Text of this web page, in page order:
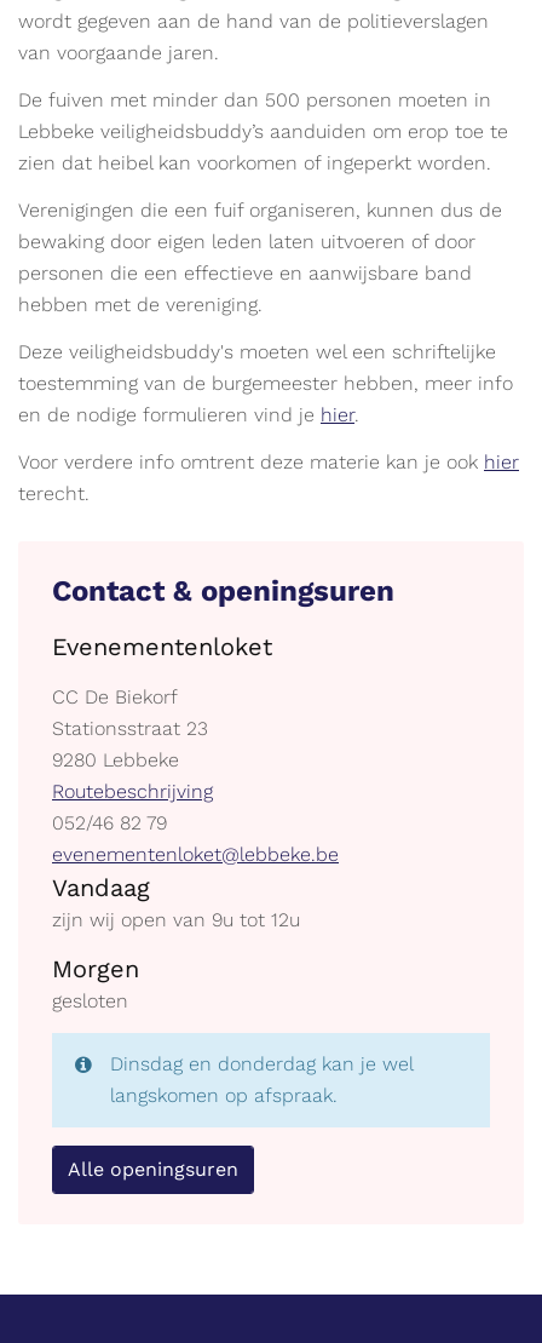
wordt gegeven aan de hand van de politieverslagen
van voorgaande jaren.
De fuiven met minder dan 500 personen moeten in
Lebbeke veiligheidsbuddy’s aanduiden om erop toe te
zien dat heibel kan voorkomen of ingeperkt worden.
Verenigingen die een fuif organiseren, kunnen dus de
bewaking door eigen leden laten uitvoeren of door
personen die een effectieve en aanwijsbare band
hebben met de vereniging.
Deze veiligheidsbuddy's moeten wel een schriftelijke
toestemming van de burgemeester hebben, meer info
en de nodige formulieren vind je hier.
Voor verdere info omtrent deze materie kan je ook hier
terecht.
Contact & openingsuren
Evenementenloket
Gebouw
CC De Biekorf
Adres
Stationsstraat 23
,
9280 Lebbeke
Stratenplan
Routebeschrijving
tel.
052/46 82 79
E-
mail
evenementenloket@lebbeke.be
Openingsuren
Vandaag
zijn wij open van 9u tot 12u
Morgen
gesloten
Dinsdag en donderdag kan je wel
langskomen op afspraak.
Alle openingsuren